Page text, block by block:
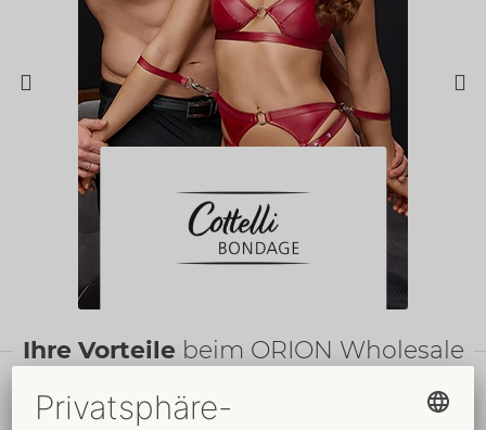
Ihre Vorteilebeim ORION Wholesale
FairePreise